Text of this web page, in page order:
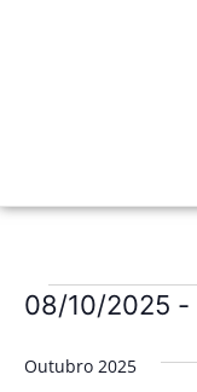
08/10/2025 -
data.
Outubro 2025